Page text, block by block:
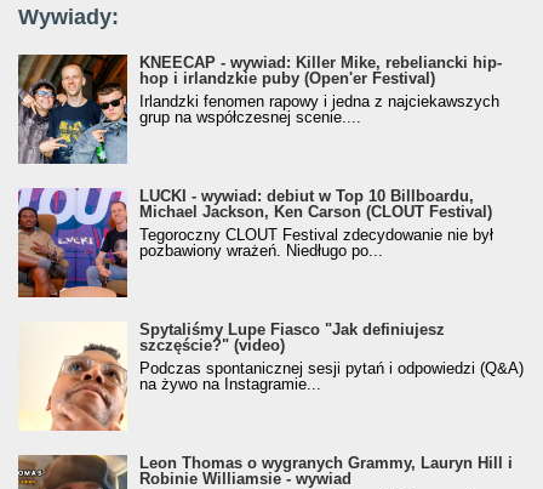
Wywiady:
KNEECAP - wywiad: Killer Mike, rebeliancki hip-
hop i irlandzkie puby (Open'er Festival)
Irlandzki fenomen rapowy i jedna z najciekawszych
grup na współczesnej scenie....
LUCKI - wywiad: debiut w Top 10 Billboardu,
Michael Jackson, Ken Carson (CLOUT Festival)
Tegoroczny CLOUT Festival zdecydowanie nie był
pozbawiony wrażeń. Niedługo po...
Spytaliśmy Lupe Fiasco "Jak definiujesz
szczęście?" (video)
Podczas spontanicznej sesji pytań i odpowiedzi (Q&A)
na żywo na Instagramie...
Leon Thomas o wygranych Grammy, Lauryn Hill i
Robinie Williamsie - wywiad